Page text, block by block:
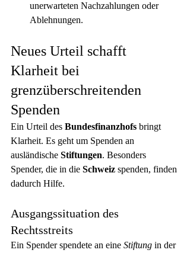
unerwarteten Nachzahlungen oder
Ablehnungen.
Neues Urteil schafft
Klarheit bei
grenzüberschreitenden
Spenden
Ein Urteil des Bundesfinanzhofs bringt
Klarheit. Es geht um Spenden an
ausländische Stiftungen. Besonders
Spender, die in die Schweiz spenden, finden
dadurch Hilfe.
Ausgangssituation des
Rechtsstreits
Ein Spender spendete an eine Stiftung in der